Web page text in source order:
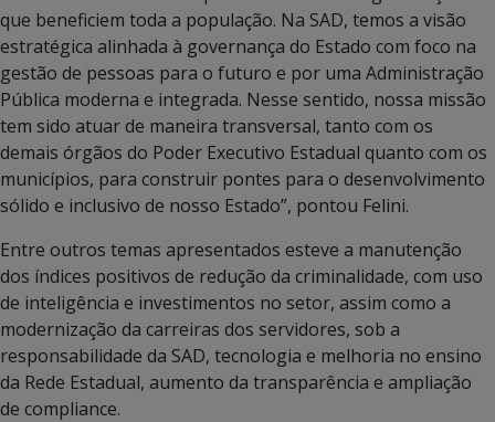
que beneficiem toda a população. Na SAD, temos a visão
estratégica alinhada à governança do Estado com foco na
gestão de pessoas para o futuro e por uma Administração
Pública moderna e integrada. Nesse sentido, nossa missão
tem sido atuar de maneira transversal, tanto com os
demais órgãos do Poder Executivo Estadual quanto com os
municípios, para construir pontes para o desenvolvimento
sólido e inclusivo de nosso Estado”, pontou Felini.
Entre outros temas apresentados esteve a manutenção
dos índices positivos de redução da criminalidade, com uso
de inteligência e investimentos no setor, assim como a
modernização da carreiras dos servidores, sob a
responsabilidade da SAD, tecnologia e melhoria no ensino
da Rede Estadual, aumento da transparência e ampliação
de compliance.